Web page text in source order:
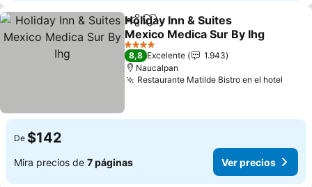
CompartirAgregar a favoritos
Holiday Inn & Suites
Mexico Medica Sur By Ihg
4 Estrellas
8,8 Excelente
1.943
Naucalpan
Restaurante Matilde Bistro en el hotel
De $142
Mira precios de 7 páginas Ver precios